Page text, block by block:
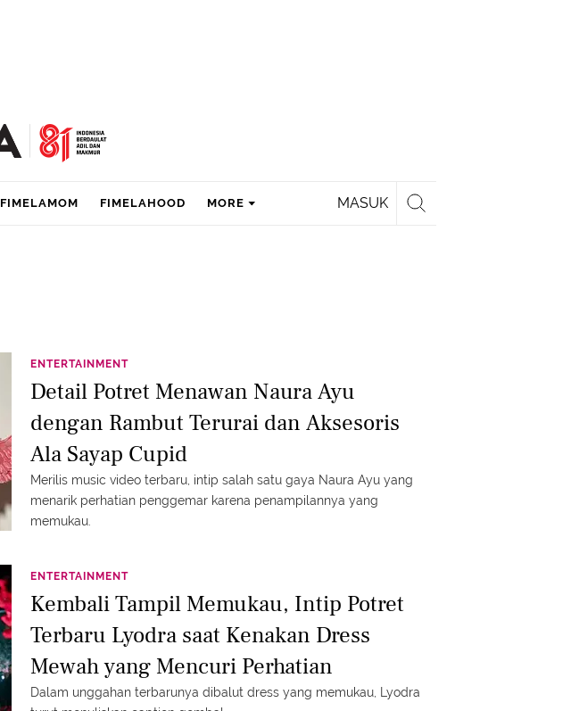
MASUK
FIMELAMOM FIMELAHOOD MORE
ENTERTAINMENT
Detail Potret Menawan Naura Ayu
dengan Rambut Terurai dan Aksesoris
Ala Sayap Cupid
Merilis music video terbaru, intip salah satu gaya Naura Ayu yang
menarik perhatian penggemar karena penampilannya yang
memukau.
ENTERTAINMENT
Kembali Tampil Memukau, Intip Potret
Terbaru Lyodra saat Kenakan Dress
Mewah yang Mencuri Perhatian
Dalam unggahan terbarunya dibalut dress yang memukau, Lyodra